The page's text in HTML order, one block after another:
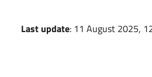
Last update: 11 August 2025,